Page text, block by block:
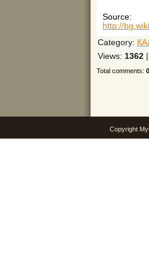
Source:
http://
Category:
Views: 1362
Total comments: 0
Copyright